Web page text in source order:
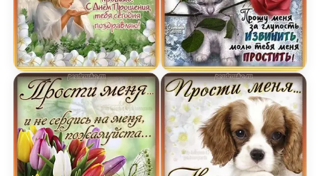
Картинка прости меня с ангелочком в
Открытка прости меня